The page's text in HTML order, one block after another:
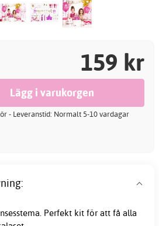
159 kr
- Leveranstid: Normalt 5-10 vardagar
. Perfekt kit för att få alla